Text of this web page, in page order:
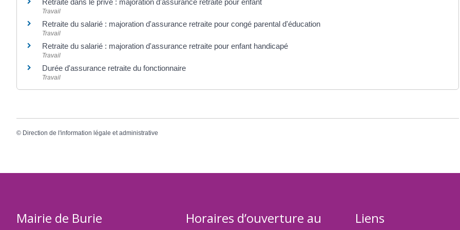
Retraite dans le privé : majoration d'assurance retraite pour enfant
Travail
Retraite du salarié : majoration d'assurance retraite pour congé parental d'éducation
Travail
Retraite du salarié : majoration d'assurance retraite pour enfant handicapé
Travail
Durée d'assurance retraite du fonctionnaire
Travail
© Direction de l'information légale et administrative
Mairie de Burie
Horaires d’ouverture au
Liens